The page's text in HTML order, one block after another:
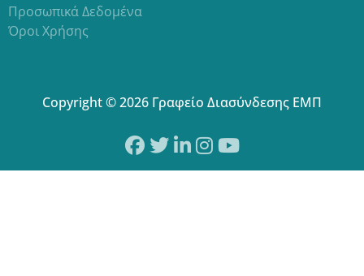
Προσωπικά Δεδομένα
Όροι Χρήσης
Copyright © 2026 Γραφείο Διασύνδεσης ΕΜΠ